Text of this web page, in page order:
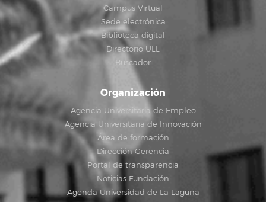
Campus Virtual
Sede electrónica
Biblioteca digital
Directorio ULL
Buscador
Organización
Agencia Universitaria de Empleo
Agencia Universitaria de Innovación
Área de formación
Dirección Gerencia
Portal de transparencia
Noticias Fundación
Agenda Universidad de La Laguna